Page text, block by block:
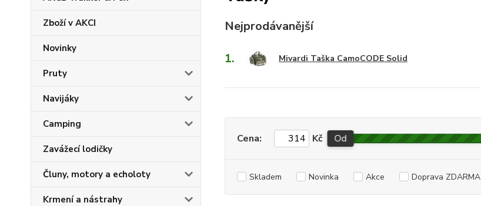
Zboží v AKCI
Novinky
Pruty
Navijáky
Camping
Zavážecí lodičky
Čluny, motory a echoloty
Krmení a nástrahy
Nejprodávanější
1. Mivardi Taška CamoCODE Solid
Cena: Kč Od
Skladem Novinka Akce Doprava ZDARMA